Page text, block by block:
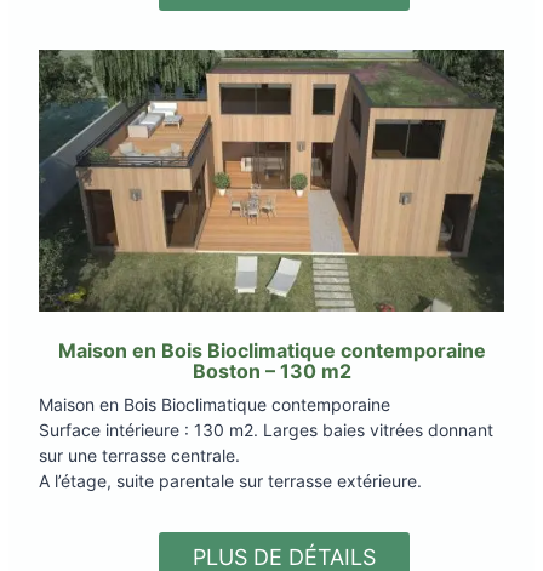
Maison en Bois Bioclimatique contemporaine
Boston – 130 m2
Maison en Bois Bioclimatique contemporaine
Surface intérieure : 130 m2. Larges baies vitrées donnant
sur une terrasse centrale.
A l’étage, suite parentale sur terrasse extérieure.
PLUS DE DÉTAILS